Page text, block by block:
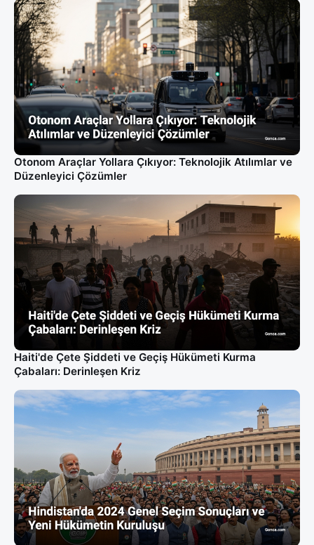
Otonom Araçlar Yollara Çıkıyor: Teknolojik Atılımlar ve
Düzenleyici Çözümler
Haiti'de Çete Şiddeti ve Geçiş Hükümeti Kurma
Çabaları: Derinleşen Kriz